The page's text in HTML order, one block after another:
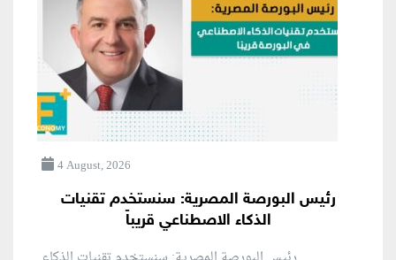
4 August, 2026
رئيس البورصة المصرية: سنستخدم تقنيات
الذكاء الاصطناعي قريباً